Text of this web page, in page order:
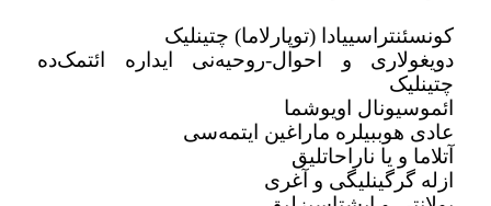
کونسئنتراسییادا (توپارلاما) چتینلیک
دویغولاری و احوال-روحیه‌نی ایداره ائتمک‌ده
چتینلیک
ائموسیونال اویوشما
عادی هوببیلره ماراغین ایتمه‌سی
آتلاما و یا ناراحاتلیق
از‌له گرگینلیگی و آغری